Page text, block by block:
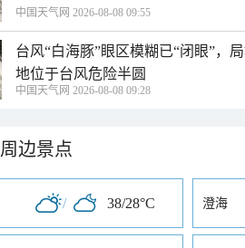
中国天气网 2026-08-08 09:55
台风“白海豚”眼区模糊已“闭眼”，
地位于台风危险半圆
中国天气网 2026-08-08 09:28
周边景点
/ 38/28°C 澄海